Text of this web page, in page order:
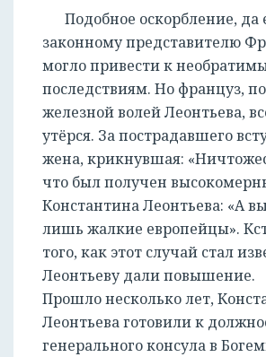
Подобное оскорбление, да
законному представителю
могло привести к
последствиям. Но француз,
железной волей Леонтьева,
утёрся. За пострадавшего
жена, крикнувшая:
что был получен
Константина Леонтьева: «А
лишь жалкие европейцы».
того, как этот случай стал
Леонтьеву дали повышение.
Прошло несколько лет,
Леонтьева готовили к
генерального консула в